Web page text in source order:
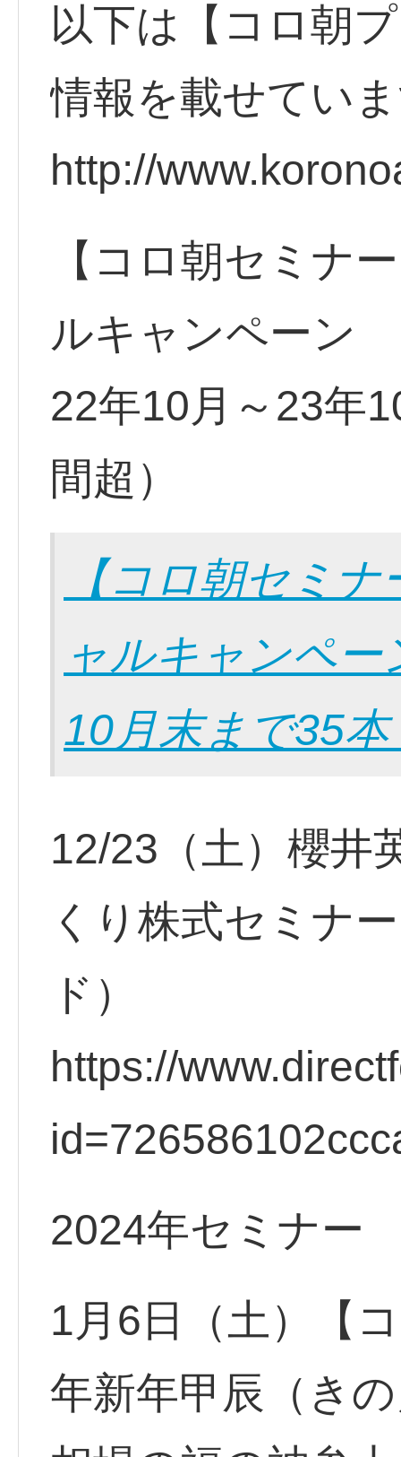
以下は【コロ朝
情報を載せてい
http://
【コロ朝セミナ
ルキャンペーン
22年10月～23年
間超）
【コロ朝セミ
ャルキャンペ
10月末まで35
12/23（土）櫻
くり株式セミナ
ド）
https://
2024年セミナー
1月6日（土）【
年新年甲辰（き